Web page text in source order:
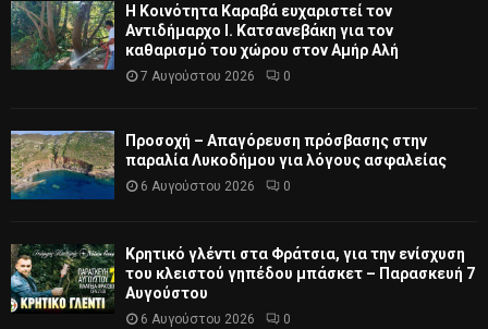
Η Κοινότητα Καραβά ευχαριστεί τον
Αντιδήμαρχο Ι. Κατσανεβάκη για τον
καθαρισμό του χώρου στον Αμήρ Αλή
7 Αυγούστου 2026 0
Προσοχή – Απαγόρευση πρόσβασης στην
παραλία Λυκοδήμου για λόγους ασφαλείας
6 Αυγούστου 2026 0
Κρητικό γλέντι στα Φράτσια, για την ενίσχυση
του κλειστού γηπέδου μπάσκετ – Παρασκευή 7
Αυγούστου
6 Αυγούστου 2026 0